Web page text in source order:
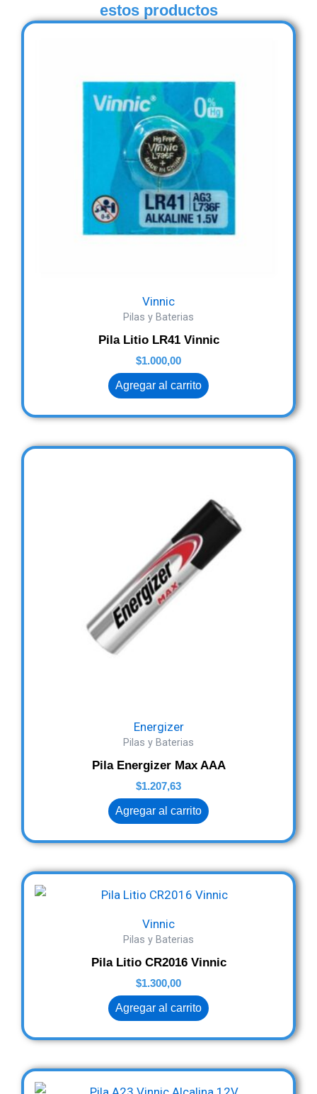
estos productos
Vinnic
Pilas y Baterias
Pila Litio LR41 Vinnic
$1.000,00
Agregar al carrito
Energizer
Pilas y Baterias
Pila Energizer Max AAA
$1.207,63
Agregar al carrito
Vinnic
Pilas y Baterias
Pila Litio CR2016 Vinnic
$1.300,00
Agregar al carrito